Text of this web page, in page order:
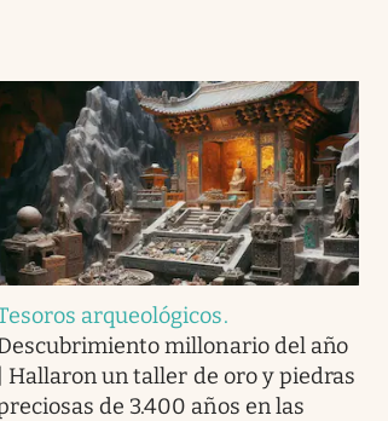
arqueológicos.
millonario del año
| Hallaron un taller de oro y piedras
de 3.400 años en las